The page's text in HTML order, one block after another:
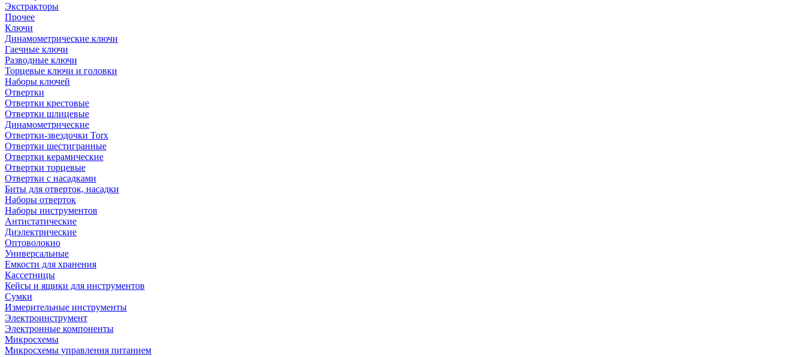
Экстракторы
Прочее
Ключи
Динамометрические ключи
Гаечные ключи
Разводные ключи
Торцевые ключи и головки
Наборы ключей
Отвертки
Отвертки крестовые
Отвертки шлицевые
Динамометрические
Отвертки-звездочки Torx
Отвертки шестигранные
Отвертки керамические
Отвертки торцевые
Отвертки с насадками
Биты для отверток, насадки
Наборы отверток
Наборы инструментов
Антистатические
Диэлектрические
Оптоволокно
Универсальные
Емкости для хранения
Кассетницы
Кейсы и ящики для инструментов
Сумки
Измерительные инструменты
Электроинструмент
Электронные компоненты
Микросхемы
Микросхемы управления питанием